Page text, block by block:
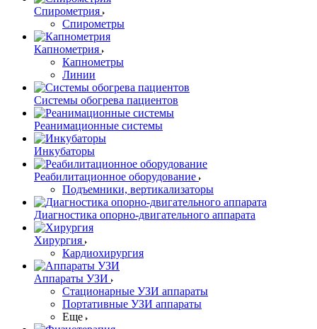
Спирометрия
Спирометры
Капнометрия
Капнометры
Линии
Системы обогрева пациентов
Реанимационные системы
Инкубаторы
Реабилитационное оборудование
Подъемники, вертикализаторы
Диагностика опорно-двигательного аппарата
Хирургия
Кардиохирургия
Аппараты УЗИ
Стационарные УЗИ аппараты
Портативные УЗИ аппараты
Еще